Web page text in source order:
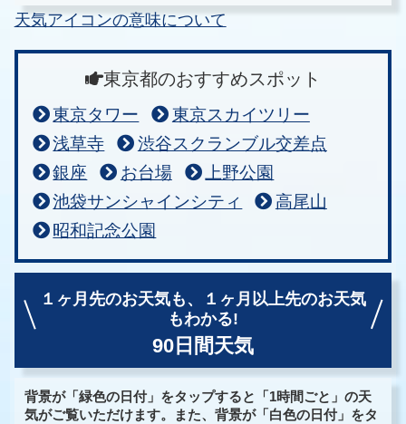
天気アイコンの意味について
東京都のおすすめスポット
東京タワー
東京スカイツリー
浅草寺
渋谷スクランブル交差点
銀座
お台場
上野公園
池袋サンシャインシティ
高尾山
昭和記念公園
１ヶ月先のお天気も、
１ヶ月以上先のお天気
もわかる!
90日間天気
背景が「緑色の日付」をタップすると「1時間ごと」の天
気がご覧いただけます。また、背景が「白色の日付」をタ